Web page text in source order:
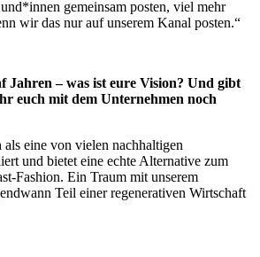
gemeinsam posten, viel mehr
wir das nur auf unserem Kanal posten.“
Jahren – was ist eure Vision? Und gibt
euch mit dem Unternehmen noch
als eine von vielen nachhaltigen
und bietet eine echte Alternative zum
Fashion. Ein Traum mit unserem
Teil einer regenerativen Wirtschaft